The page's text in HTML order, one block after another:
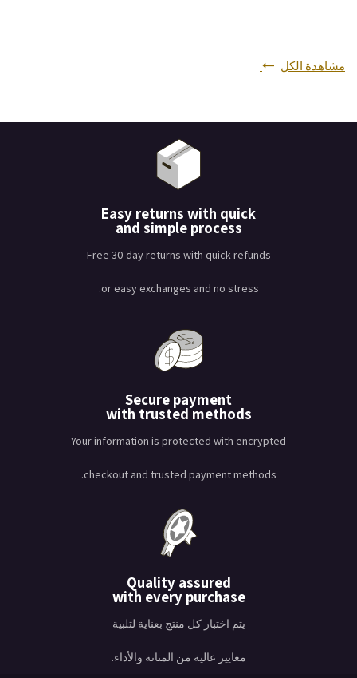
مشاهدة الكل
Easy returns with quick
and simple process
Free 30-day returns with quick refunds
or easy exchanges and no stress.
Secure payment
with trusted methods
Your information is protected with encrypted
checkout and trusted payment methods.
Quality assured
with every purchase
يتم اختبار كل منتج بعناية لتلبية
معايير عالية من المتانة والأداء.